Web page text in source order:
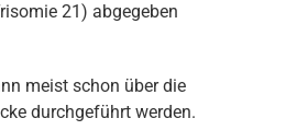
21) abgegeben
meist schon über die
durchgeführt werden.